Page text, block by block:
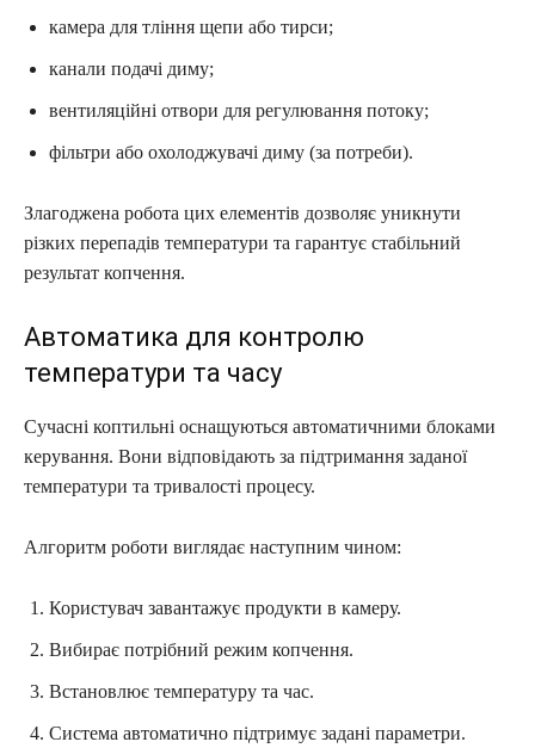
камера для тління щепи або тирси;
канали подачі диму;
вентиляційні отвори для регулювання потоку;
фільтри або охолоджувачі диму (за потреби).
Злагоджена робота цих елементів дозволяє уникнути
різких перепадів температури та гарантує стабільний
результат копчення.
Автоматика для контролю
температури та часу
Сучасні коптильні оснащуються автоматичними блоками
керування. Вони відповідають за підтримання заданої
температури та тривалості процесу.
Алгоритм роботи виглядає наступним чином:
Користувач завантажує продукти в камеру.
Вибирає потрібний режим копчення.
Встановлює температуру та час.
Система автоматично підтримує задані параметри.